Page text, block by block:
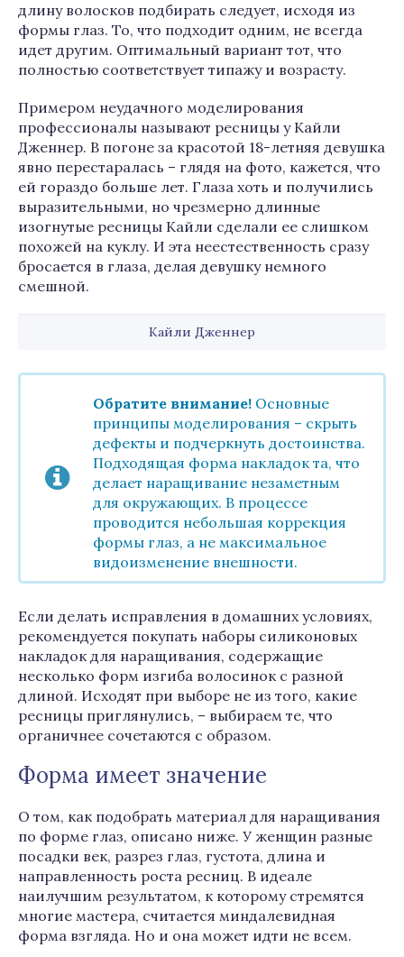
длину волосков подбирать следует, исходя из
формы глаз. То, что подходит одним, не всегда
идет другим. Оптимальный вариант тот, что
полностью соответствует типажу и возрасту.
Примером неудачного моделирования
профессионалы называют ресницы у Кайли
Дженнер. В погоне за красотой 18-летняя девушка
явно перестаралась – глядя на фото, кажется, что
ей гораздо больше лет. Глаза хоть и получились
выразительными, но чрезмерно длинные
изогнутые ресницы Кайли сделали ее слишком
похожей на куклу. И эта неестественность сразу
бросается в глаза, делая девушку немного
смешной.
Кайли Дженнер
Обратите внимание! Основные
принципы моделирования – скрыть
дефекты и подчеркнуть достоинства.
Подходящая форма накладок та, что
делает наращивание незаметным
для окружающих. В процессе
проводится небольшая коррекция
формы глаз, а не максимальное
видоизменение внешности.
Если делать исправления в домашних условиях,
рекомендуется покупать наборы силиконовых
накладок для наращивания, содержащие
несколько форм изгиба волосинок с разной
длиной. Исходят при выборе не из того, какие
ресницы приглянулись, – выбираем те, что
органичнее сочетаются с образом.
Форма имеет значение
О том, как подобрать материал для наращивания
по форме глаз, описано ниже. У женщин разные
посадки век, разрез глаз, густота, длина и
направленность роста ресниц. В идеале
наилучшим результатом, к которому стремятся
многие мастера, считается миндалевидная
форма взгляда. Но и она может идти не всем.